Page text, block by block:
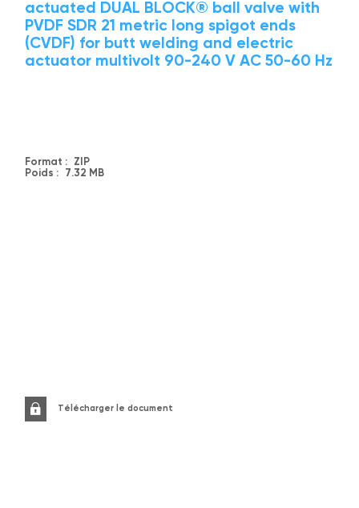
actuated DUAL BLOCK® ball valve with
PVDF SDR 21 metric long spigot ends
(CVDF) for butt welding and electric
actuator multivolt 90-240 V AC 50-60 Hz
Format : ZIP
Poids : 7.32 MB
Télécharger le document